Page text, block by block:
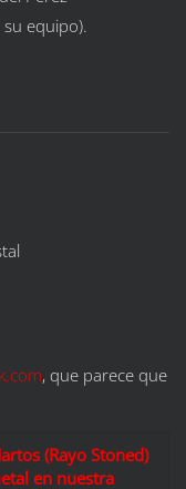
su equipo).
, que parece que
(Rayo Stoned)
en nuestra